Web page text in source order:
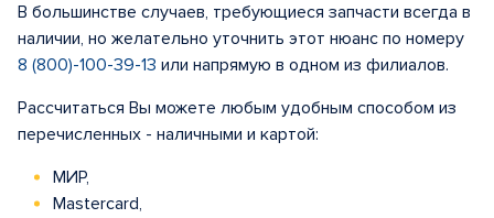
В большинстве случаев, требующиеся запчасти всегда в
наличии, но желательно уточнить этот нюанс по номеру
8 (800)-100-39-13 или напрямую в одном из филиалов.
Рассчитаться Вы можете любым удобным способом из
перечисленных - наличными и картой:
МИР,
Mastercard,